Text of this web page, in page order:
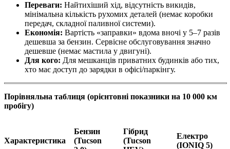
Переваги: Найтихіший хід, відсутність викидів,
мінімальна кількість рухомих деталей (немає коробки
передач, складної паливної системи).
Економія: Вартість «заправки» вдома вночі у 5–7 разів
дешевша за бензин. Сервісне обслуговування значно
дешевше (немає мастила у двигуні).
Для кого: Для мешканців приватних будинків або тих,
хто має доступ до зарядки в офісі/паркінгу.
Порівняльна таблиця (орієнтовні показники на 10 000 км
пробігу)
Характеристика
Бензин
(Tucson
Гібрид
(Tucson
Електро
(IONIQ 5)